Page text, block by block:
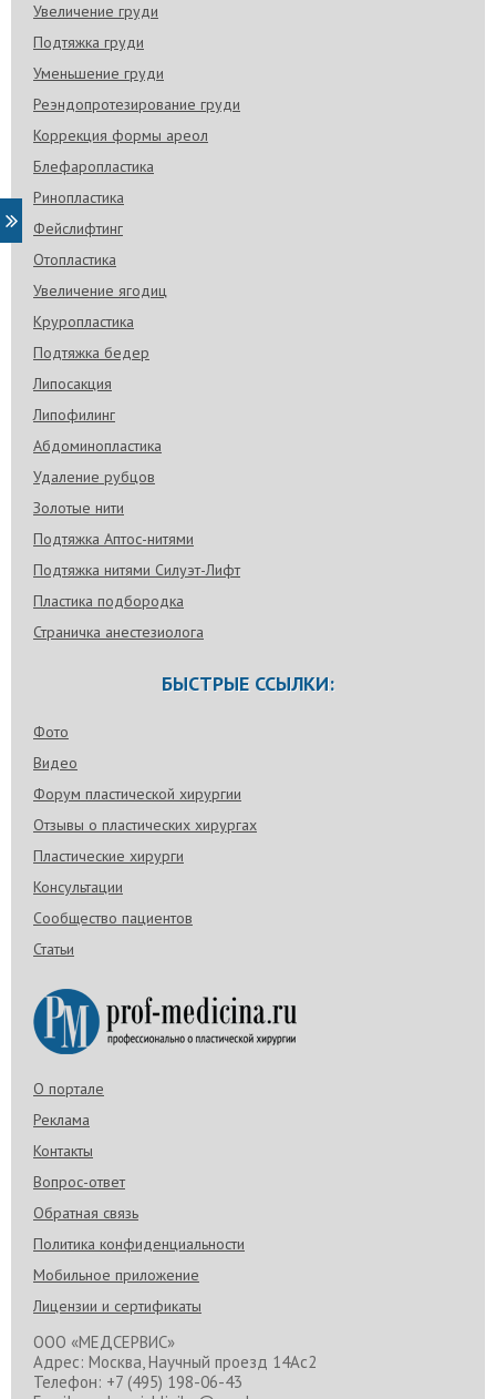
Увеличение груди
Подтяжка груди
Уменьшение груди
Реэндопротезирование груди
Коррекция формы ареол
Блефаропластика
Ринопластика
Фейслифтинг
Отопластика
Увеличение ягодиц
Круропластика
Подтяжка бедер
Липосакция
Липофилинг
Абдоминопластика
Удаление рубцов
Золотые нити
Подтяжка Аптос-нитями
Подтяжка нитями Силуэт-Лифт
Пластика подбородка
Страничка анестезиолога
БЫСТРЫЕ ССЫЛКИ:
Фото
Видео
Форум пластической хирургии
Отзывы о пластических хирургах
Пластические хирурги
Консультации
Сообщество пациентов
Статьи
О портале
Реклама
Контакты
Вопрос-ответ
Обратная связь
Политика конфиденциальности
Мобильное приложение
Лицензии и сертификаты
ООО «МЕДСЕРВИС»
Адрес: Москва, Научный проезд 14Ас2
Телефон: +7 (495) 198-06-43